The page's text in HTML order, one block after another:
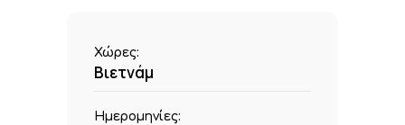
Χώρες:
Bιετνάμ
Ημερομηνίες: